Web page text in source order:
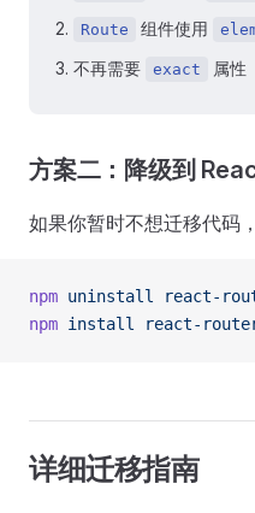
Route 组件使用
不再需要
exact 属性
方案二：降级到
如果你暂时不想迁移代码
npm uninstall
react-
npm install react-router-
详细迁移指南